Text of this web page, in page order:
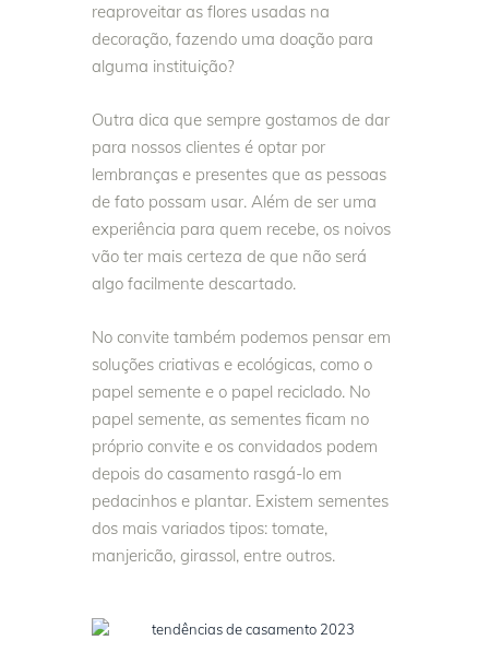
reaproveitar as flores usadas na
decoração, fazendo uma doação para
alguma instituição?
Outra dica que sempre gostamos de dar
para nossos clientes é optar por
lembranças e presentes que as pessoas
de fato possam usar. Além de ser uma
experiência para quem recebe, os noivos
vão ter mais certeza de que não será
algo facilmente descartado.
No convite também podemos pensar em
soluções criativas e ecológicas, como o
papel semente e o papel reciclado. No
papel semente, as sementes ficam no
próprio convite e os convidados podem
depois do casamento rasgá-lo em
pedacinhos e plantar. Existem sementes
dos mais variados tipos: tomate,
manjericão, girassol, entre outros.